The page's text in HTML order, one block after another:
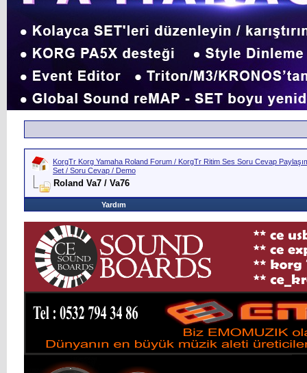
KorgTr Korg Yamaha Roland Forum / KorgTr Ritim Ses Soru Cevap
Set / Soru Cevap / Demo
Roland Va7 / Va76
Yardım